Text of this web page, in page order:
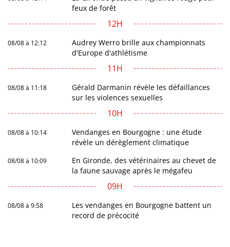
feux de forêt
12H
08/08 à 12:12
Audrey Werro brille aux championnats
d'Europe d'athlétisme
11H
08/08 à 11:18
Gérald Darmanin révèle les défaillances
sur les violences sexuelles
10H
08/08 à 10:14
Vendanges en Bourgogne : une étude
révèle un dérèglement climatique
08/08 à 10:09
En Gironde, des vétérinaires au chevet de
la faune sauvage après le mégafeu
09H
08/08 à 9:58
Les vendanges en Bourgogne battent un
record de précocité